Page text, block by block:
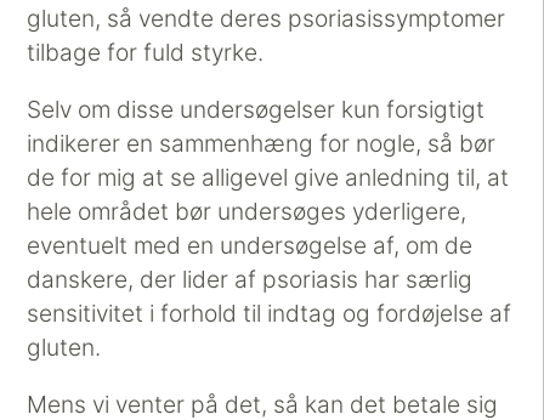
gluten, så vendte deres psoriasissymptomer
tilbage for fuld styrke.
Selv om disse undersøgelser kun forsigtigt
indikerer en sammenhæng for nogle, så bør
de for mig at se alligevel give anledning til, at
hele området bør undersøges yderligere,
eventuelt med en undersøgelse af, om de
danskere, der lider af psoriasis har særlig
sensitivitet i forhold til indtag og fordøjelse af
gluten.
Mens vi venter på det, så kan det betale sig